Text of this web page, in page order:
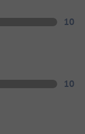
10
10